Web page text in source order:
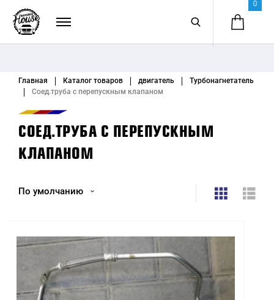
0
Главная Каталог товаров двигатель
Турбонагнетатель
Соед.труба с перепускным клапаном
СОЕД.ТРУБА С ПЕРЕПУСКНЫМ
КЛАПАНОМ
По умолчанию
Название (А - Я)
Название (Я - А)
Цена (низкая > высокая)